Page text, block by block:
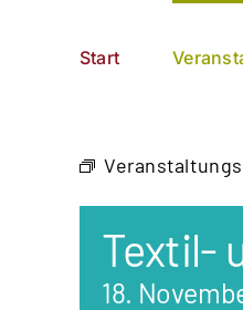
Start
Textil-
18.